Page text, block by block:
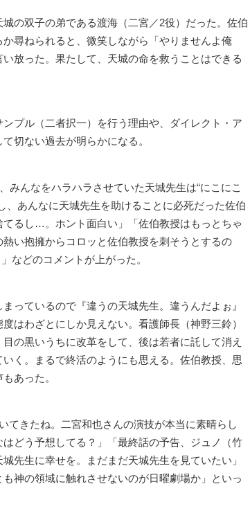
の双子の弟である渡海（二宮／2役）だった。佐伯
尋ねられると、微笑しながら「やりませんよ俺
放った。果たして、天城の命を救うことはできる
プル（二者択一）を行う理由や、ダイレクト・ア
切ない過去が明らかになる。
んなをハラハラさせていた天城先生は“にこにこ
、あんなに天城先生を助けることに必死だった佐伯
るし…。ホント面白い」「佐伯教授はもっとちゃ
い抱擁からコロッと佐伯教授を刺そうとするの
などのコメントが上がった。
っているので『違うの天城先生。違うんだよぉ』
はわざとにしか見えない。看護師長（神野三鈴）
の黒いうちに改革をして、後は若者に託して消え
く。まるで終活のようにも思える。佐伯教授、思
あった。
きたね。二宮和也さんの演技が本当に素晴らし
どう予想してる？」「最終話の予告、ジュノ（竹
先生に幸せを。まだまだ天城先生を見ていたい」
神の領域に触れさせないのが日曜劇場か」といっ